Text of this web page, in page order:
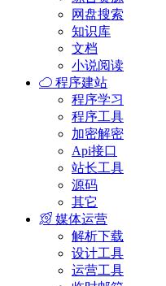
网盘搜索
知识库
文档
小说阅读
程序建站
程序学习
程序工具
加密解密
Api接口
站长工具
源码
其它
媒体运营
解析下载
设计工具
运营工具